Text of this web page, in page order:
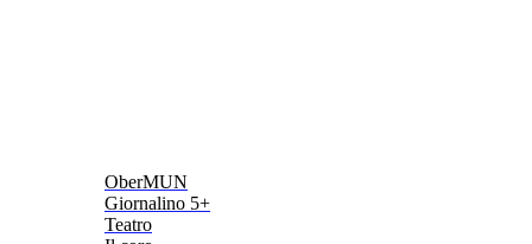
OberMUN
Giornalino 5+
Teatro